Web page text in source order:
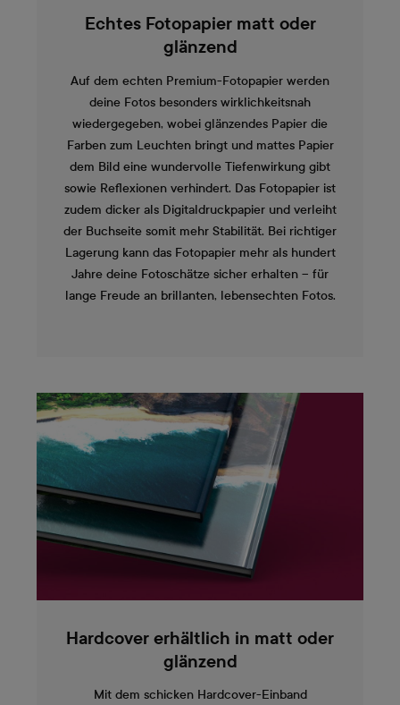
Echtes Fotopapier matt oder
glänzend
Auf dem echten Premium-Fotopapier werden
deine Fotos besonders wirklichkeitsnah
wiedergegeben, wobei glänzendes Papier die
Farben zum Leuchten bringt und mattes Papier
dem Bild eine wundervolle Tiefenwirkung gibt
sowie Reflexionen verhindert. Das Fotopapier ist
zudem dicker als Digitaldruckpapier und verleiht
der Buchseite somit mehr Stabilität. Bei richtiger
Lagerung kann das Fotopapier mehr als hundert
Jahre deine Fotoschätze sicher erhalten – für
lange Freude an brillanten, lebensechten Fotos.
Hardcover erhältlich in matt oder
glänzend
Mit dem schicken Hardcover-Einband